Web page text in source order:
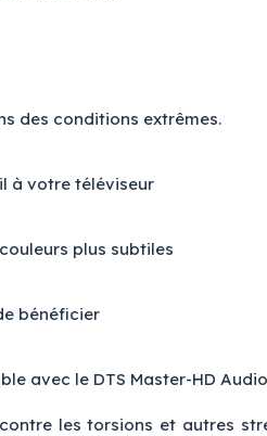
des conditions extrêmes.
à votre téléviseur
plus subtiles
bénéficier
avec le DTS Master-HD
les torsions et autres